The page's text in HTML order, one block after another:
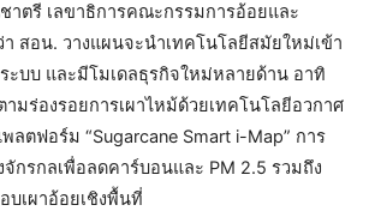
าตรี เลขาธิการคณะกรรมการอ้อยและ
สอน. วางแผนจะนำเทคโนโลยีสมัยใหม่เข้า
ะบบ และมีโมเดลธุรกิจใหม่หลายด้าน อาทิ
มร่องรอยการเผาไหม้ด้วยเทคโนโลยีอวกาศ
ลตฟอร์ม “Sugarcane Smart i-Map” การ
จักรกลเพื่อลดคาร์บอนและ PM 2.5 รวมถึง
บเผาอ้อยเชิงพื้นที่